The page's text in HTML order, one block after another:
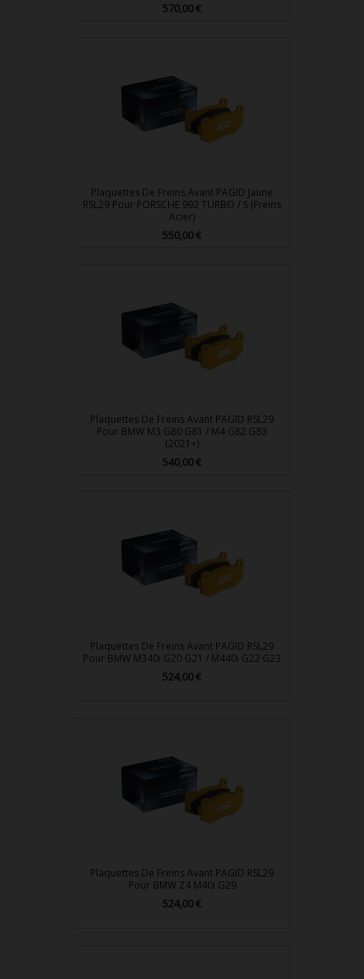
Prix
570,00 €
Plaquettes De Freins Avant PAGID Jaune
RSL29 Pour PORSCHE 992 TURBO / S (Freins
Acier)
Prix
550,00 €
Plaquettes De Freins Avant PAGID RSL29
Pour BMW M3 G80 G81 / M4 G82 G83
(2021+)
Prix
540,00 €
Plaquettes De Freins Avant PAGID RSL29
Pour BMW M340i G20 G21 / M440i G22 G23
Prix
524,00 €
Plaquettes De Freins Avant PAGID RSL29
Pour BMW Z4 M40i G29
Prix
524,00 €